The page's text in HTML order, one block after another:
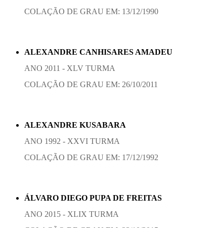
COLAÇÃO DE GRAU EM: 13/12/1990
ALEXANDRE CANHISARES AMADEU
ANO 2011 - XLV TURMA
COLAÇÃO DE GRAU EM: 26/10/2011
ALEXANDRE KUSABARA
ANO 1992 - XXVI TURMA
COLAÇÃO DE GRAU EM: 17/12/1992
ÁLVARO DIEGO PUPA DE FREITAS
ANO 2015 - XLIX TURMA